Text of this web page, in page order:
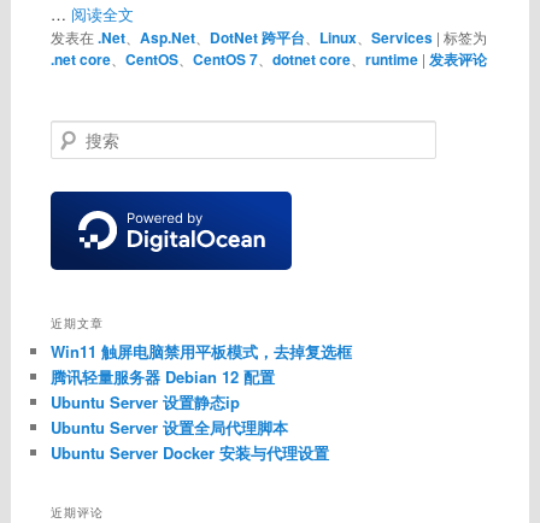
… 阅读全文
发表在.Net、 Asp.Net、 DotNet 跨平台、 Linux、 Services | 标签为
.net core、 CentOS、 CentOS 7、 dotnet core、 runtime | 发表评论
搜
索
近期文章
Win11 触屏电脑禁用平板模式，去掉复选框
腾讯轻量服务器 Debian 12 配置
Ubuntu Server 设置静态ip
Ubuntu Server 设置全局代理脚本
Ubuntu Server Docker 安装与代理设置
近期评论